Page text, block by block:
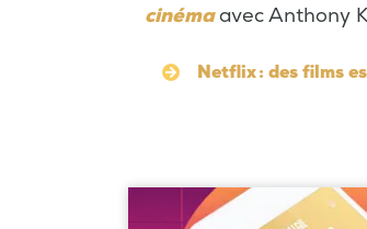
cinémaavec Anthony
Netflix : des films